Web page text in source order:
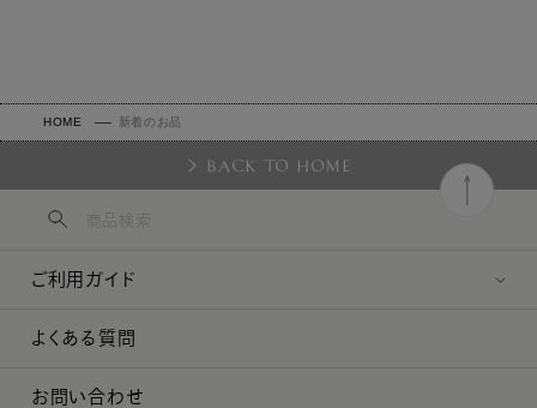
HOME 新着のお品
BACK TO HOME
ご利用ガイド
よくある質問
お問い合わせ